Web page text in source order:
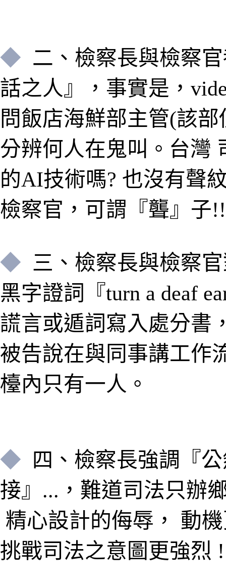
◆ 二、 檢察長與檢察
話之人』
，事實是，
問飯店海鮮部主管(該
分辨何人在鬼叫 。 台灣
的AI技術嗎? 也沒有聲
檢察官，可謂『聾』 子!!
◆ 三 、 檢察長與檢察
黑字證詞『turn a deaf
謊言或遁詞寫入處分書
被告說在與同事講工作
檯內只有一人 。
◆ 四 、 檢察長強調 『
接』... ， 難道司法只辦
精心設計的侮辱， 動
挑戰司法之意圖更強烈 !